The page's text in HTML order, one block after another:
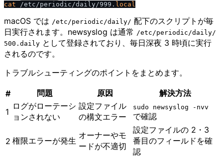
cat /etc/periodic/daily/999. local
macOS では ​/​etc​/​periodic​/​daily​/​ 配下のスクリプトが毎
日実行されます。newsyslog は通常 ​/​etc​/​periodic​/​daily​/​
500.daily として登録されており、毎日深夜 3 時頃に実行
されるのです。
トラブルシューティングのポイントをまとめます。
# 問題 原因
解決方法
1
ログがローテーシ
ョンされない
設定ファイル
の構文エラー
sudo newsyslog -nvv
で確認
2 権限エラーが発生
オーナーやモ
ードが不適切
設定ファイルの 2・3
番目のフィールドを確
認